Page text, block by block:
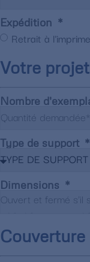
Expédition
Retrait à
Votre projet
Nombre
Type de support
Dimensions